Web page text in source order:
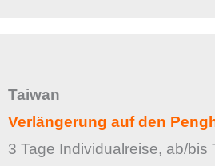
Taiwan
Verlängerung auf den
3 Tage Individualreise, ab/bis